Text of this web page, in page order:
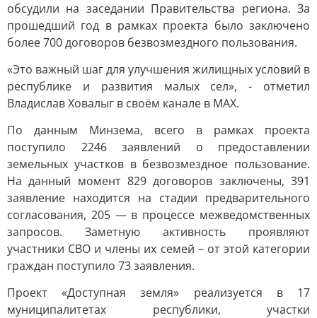
обсудили на заседании Правительства региона. За
прошедший год в рамках проекта было заключено
более 700 договоров безвозмездного пользования.
«Это важный шаг для улучшения жилищных условий в
республике и развития малых сел», - отметил
Владислав Ховалыг в своём канале в МАХ.
По данным Минзема, всего в рамках проекта
поступило 2246 заявлений о предоставлении
земельных участков в безвозмездное пользование.
На данный момент 829 договоров заключены, 391
заявление находится на стадии предварительного
согласования, 205 — в процессе межведомственных
запросов. Заметную активность проявляют
участники СВО и члены их семей – от этой категории
граждан поступило 73 заявления.
Проект «Доступная земля» реализуется в 17
муниципалитетах республики, участки